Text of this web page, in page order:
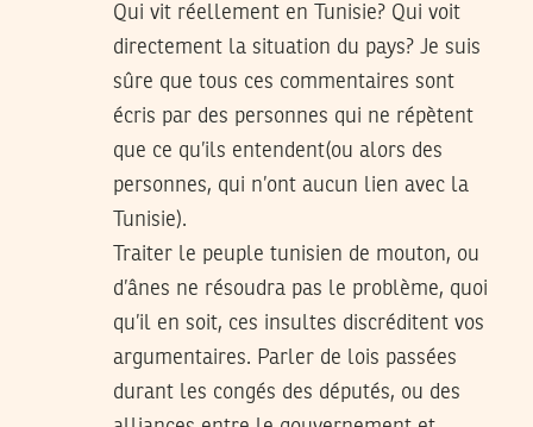
Qui vit réellement en Tunisie? Qui voit
directement la situation du pays? Je suis
sûre que tous ces commentaires sont
écris par des personnes qui ne répètent
que ce qu’ils entendent(ou alors des
personnes, qui n’ont aucun lien avec la
Tunisie).
Traiter le peuple tunisien de mouton, ou
d’ânes ne résoudra pas le problème, quoi
qu’il en soit, ces insultes discréditent vos
argumentaires. Parler de lois passées
durant les congés des députés, ou des